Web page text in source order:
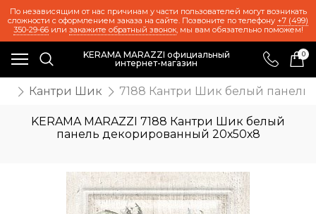
По независящим от нас причинам у части пользователей могут возникать
сложности с оформлением заказа на сайте. Позвоните по телефону +7 (499)
350-29-66или закажите обратный звонок, мы вам обязательно поможем!
KERAMA MARAZZI официальный
интернет-магазин
0
Кантри Шик 7188 Кантри Шик белый панель
KERAMA MARAZZI 7188 Кантри Шик белый
панель декорированный 20х50х8